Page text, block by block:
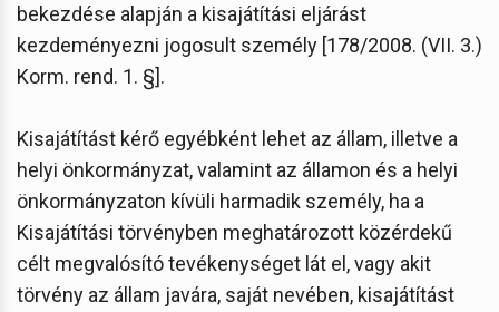
bekezdése alapján a kisajátítási eljárást
kezdeményezni jogosult személy [178/2008. (VII. 3.)
Korm. rend. 1. §].
Kisajátítást kérő egyébként lehet az állam, illetve a
helyi önkormányzat, valamint az államon és a helyi
önkormányzaton kívüli harmadik személy, ha a
Kisajátítási törvényben meghatározott közérdekű
célt megvalósító tevékenységet lát el, vagy akit
törvény az állam javára, saját nevében, kisajátítást